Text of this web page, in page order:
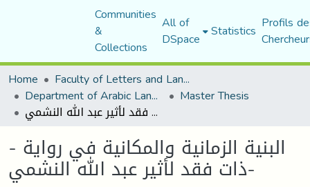
Communities
&
Collections
All of
DSpace Statistics Profils
Home
Faculty of Letters and Languages
Department of Arabic Language and Literature Master Thesis
البنية الزمانية والمكانية في رواية - ذات فقد لأثير عبد الله النشمي-
البنية الزمانية والمكانية في رواية -
ذات فقد لأثير عبد الله النشمي-